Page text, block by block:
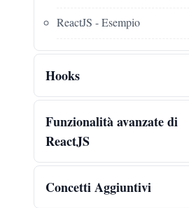
ReactJS - Esempio
Hooks
Funzionalità avanzate di
ReactJS
Concetti Aggiuntivi